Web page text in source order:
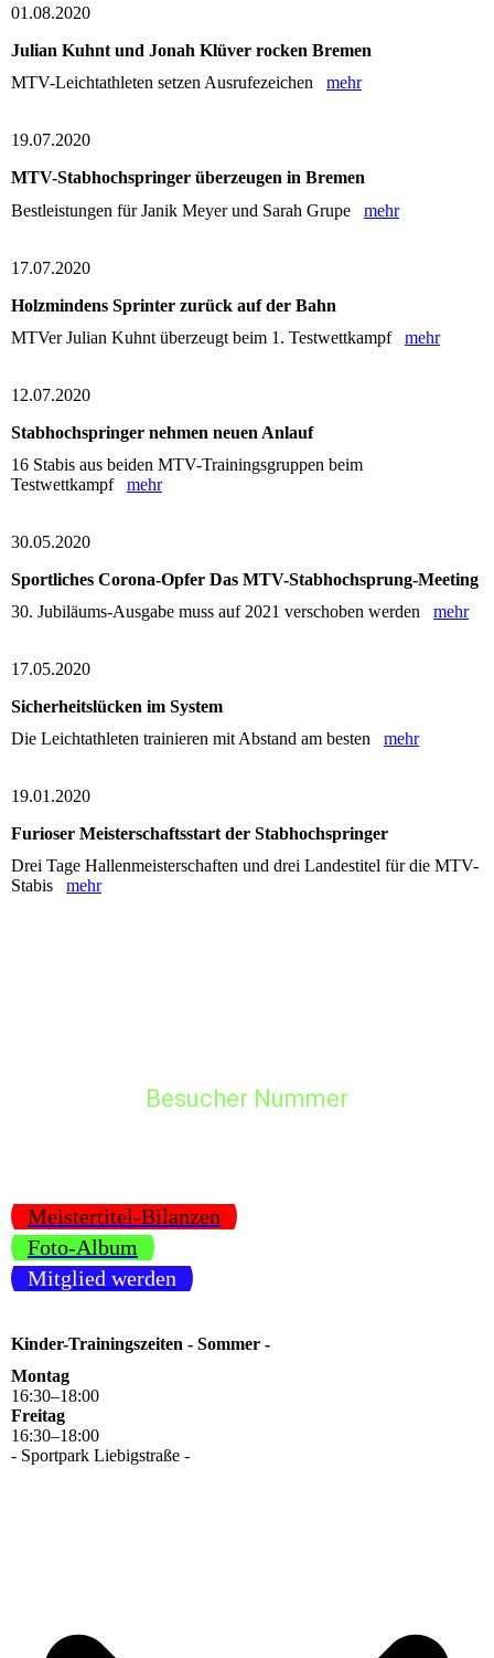
01.08.2020
Julian Kuhnt und Jonah Klüver rocken Bremen
MTV-Leichtathleten setzen Ausrufezeichen mehr
19.07.2020
MTV-Stabhochspringer überzeugen in Bremen
Bestleistungen für Janik Meyer und Sarah Grupe mehr
17.07.2020
Holzmindens Sprinter zurück auf der Bahn
MTVer Julian Kuhnt überzeugt beim 1. Testwettkampf mehr
12.07.2020
Stabhochspringer nehmen neuen Anlauf
16 Stabis aus beiden MTV-Trainingsgruppen beim
Testwettkampf mehr
30.05.2020
Sportliches Corona-Opfer Das MTV-Stabhochsprung-Meeting
30. Jubiläums-Ausgabe muss auf 2021 verschoben werden mehr
17.05.2020
Sicherheitslücken im System
Die Leichtathleten trainieren mit Abstand am besten mehr
19.01.2020
Furioser Meisterschaftsstart der Stabhochspringer
Drei Tage Hallenmeisterschaften und drei Landestitel für die MTV-
Stabis mehr
Besucher Nummer
Meistertitel-Bilanzen
Foto-Album
Mitglied werden
Kinder-Trainingszeiten - Sommer -
Montag
16:30–18:00
Freitag
16:30–18:00
- Sportpark Liebigstraße -